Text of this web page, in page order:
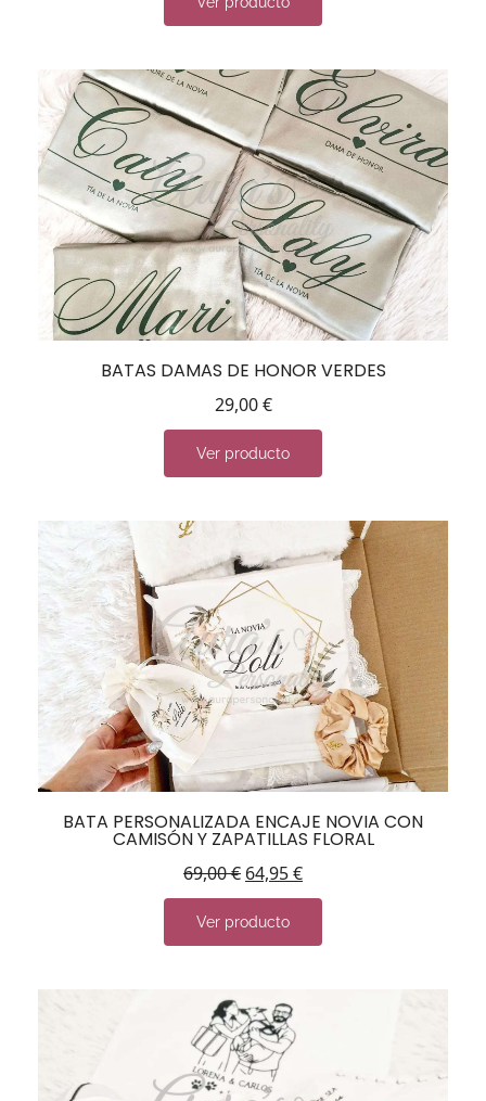
BATAS DAMAS DE HONOR VERDES
29,00€
Ver producto
BATA PERSONALIZADA ENCAJE NOVIA CON
CAMISÓN Y ZAPATILLAS FLORAL
69,00€ 64,95€
Ver producto